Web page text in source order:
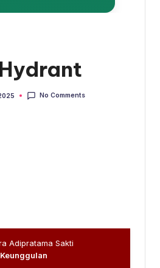
No Comments
Adipratama Sakti
Keunggulan